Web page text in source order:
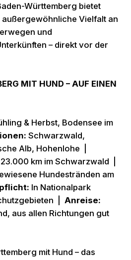
Württemberg bietet
Vielfalt an
und
– direkt vor der
MIT HUND – AUF EINEN
& Herbst, Bodensee im
Schwarzwald,
Alb, Hohenlohe |
km im Schwarzwald |
Hundestränden am
In Nationalpark
| Anreise:
aus allen Richtungen gut
mit Hund – das